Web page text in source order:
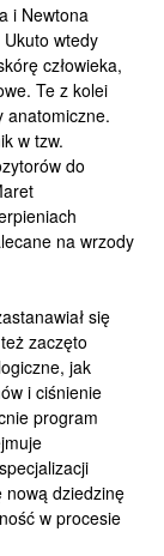
i Newtona
wtedy
człowieka,
Te z kolei
anatomiczne.
w tzw.
do
na wrzody
się
zaczęto
jak
i ciśnienie
program
nową dziedzinę
w procesie